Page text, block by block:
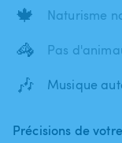
🍁 Naturisme
🦓 Pas
🎶 Musique
Précisions de